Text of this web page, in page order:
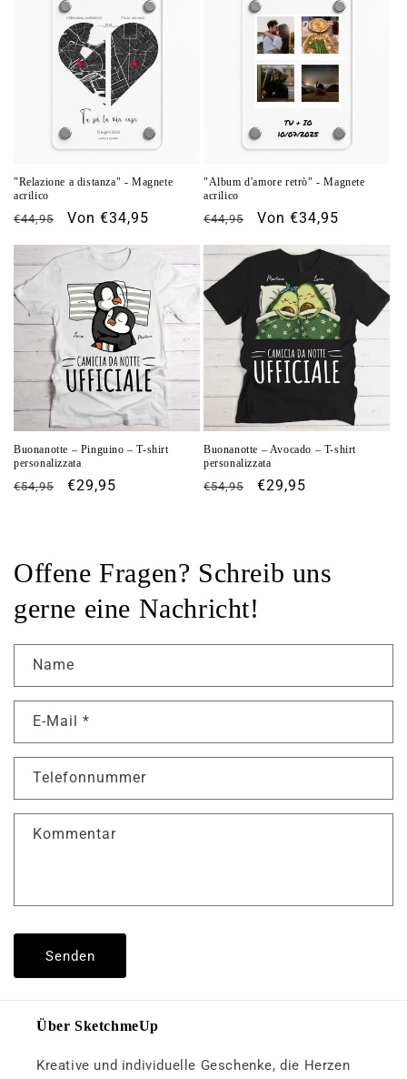
"Relazione a distanza" - Magnete
acrilico
Normaler
€44,95 Verkaufspreis
Von €34,95
"Album d'amore retrò" - Magnete
acrilico
Normaler
€44,95 Verkaufspreis
Von €34,95
Buonanotte – Pinguino – T-shirt
personalizzata
Normaler
€54,95 Verkaufspreis
€29,95
Buonanotte – Avocado – T-shirt
personalizzata
Normaler
€54,95 Verkaufspreis
€29,95
Offene Fragen? Schreib uns
gerne eine Nachricht!
Name
E-Mail *
Telefonnummer
Kommentar
Senden
Über SketchmeUp
Kreative und individuelle Geschenke, die Herzen